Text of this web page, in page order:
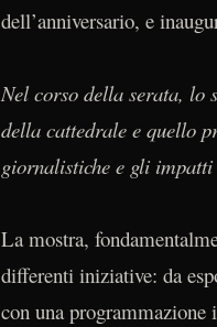
dell’anniversario, e
Nel corso della serata, lo
della cattedrale e quello
giornalistiche e gli
La mostra,
differenti iniziative: da
con una programmazione